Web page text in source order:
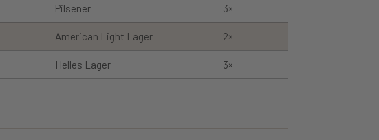
Pilsener 3×
American Light Lager 2×
Helles Lager 3×